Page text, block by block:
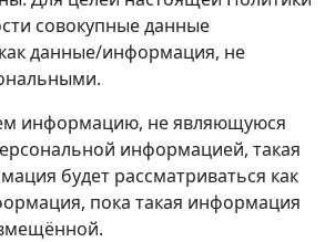
совокупные данные
данные/информация, не
информацию, не являющуюся
информацией, такая
будет рассматриваться как
пока такая информация